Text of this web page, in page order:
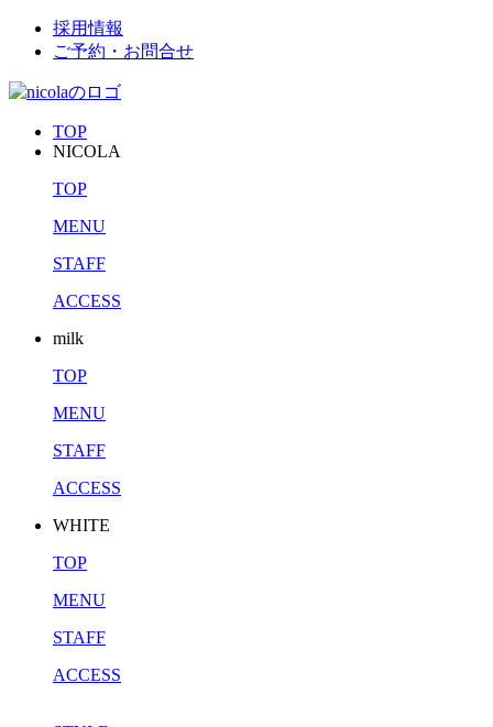
採用情報
ご予約・お問合せ
TOP
NICOLA
TOP
MENU
STAFF
ACCESS
milk
TOP
MENU
STAFF
ACCESS
WHITE
TOP
MENU
STAFF
ACCESS